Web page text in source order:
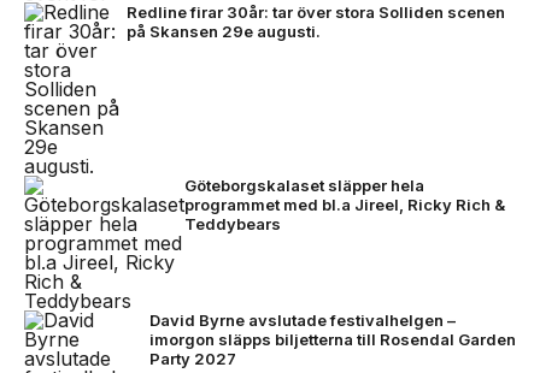
Redline firar 30år: tar över stora Solliden scenen
på Skansen 29e augusti.
Göteborgskalaset släpper hela
programmet med bl.a Jireel, Ricky Rich &
Teddybears
David Byrne avslutade festivalhelgen –
imorgon släpps biljetterna till Rosendal Garden
Party 2027